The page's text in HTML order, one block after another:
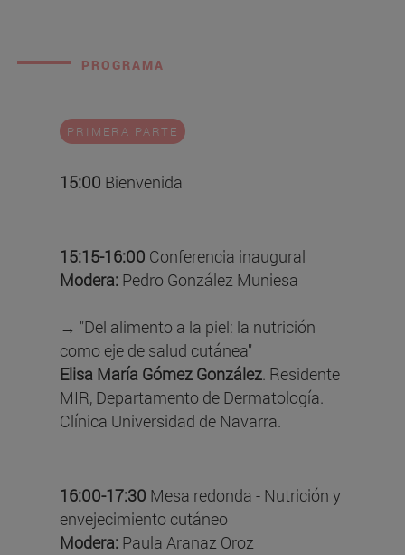
PROGRAMA
PRIMERA PARTE
15:00 Bienvenida
15:15-16:00 Conferencia inaugural
Modera: Pedro González Muniesa
→ "Del alimento a la piel: la nutrición
como eje de salud cutánea"
Elisa María Gómez González. Residente
MIR, Departamento de Dermatología.
Clínica Universidad de Navarra.
16:00-17:30 Mesa redonda - Nutrición y
envejecimiento cutáneo
Modera: Paula Aranaz Oroz